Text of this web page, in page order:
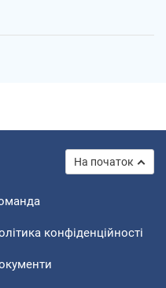
На початок
конфіденційності